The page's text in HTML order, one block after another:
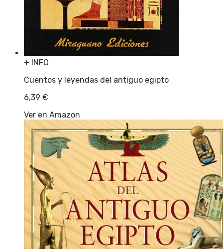
+ INFO
Cuentos y leyendas del antiguo egipto
6,39 €
Ver en Amazon